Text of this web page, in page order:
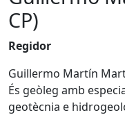
CP)
Regidor
Guillermo Martín
És geòleg amb
geotècnia e